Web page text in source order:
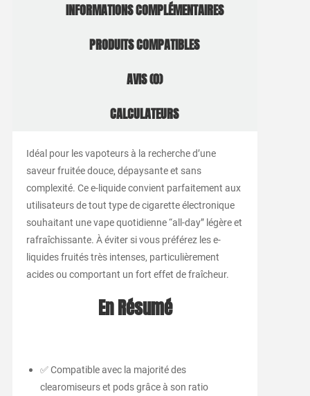
INFORMATIONS COMPLÉMENTAIRES
PRODUITS COMPATIBLES
AVIS (0)
CALCULATEURS
Idéal pour les vapoteurs à la recherche d’une
saveur fruitée douce, dépaysante et sans
complexité. Ce e-liquide convient parfaitement aux
utilisateurs de tout type de cigarette électronique
souhaitant une vape quotidienne “all-day” légère et
rafraîchissante. À éviter si vous préférez les e-
liquides fruités très intenses, particulièrement
acides ou comportant un fort effet de fraîcheur.
En Résumé
✅ Compatible avec la majorité des
clearomiseurs et pods grâce à son ratio